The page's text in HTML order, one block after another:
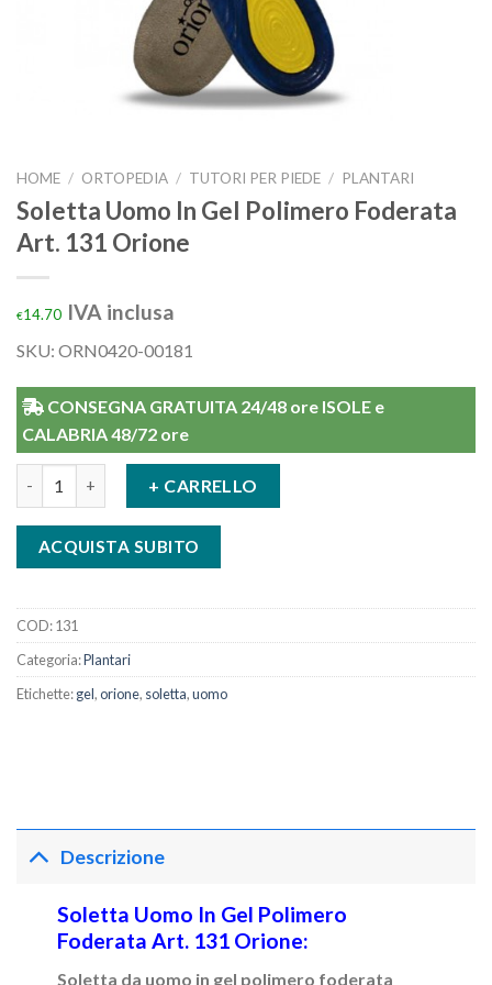
HOME / ORTOPEDIA / TUTORI PER PIEDE / PLANTARI
Soletta Uomo In Gel Polimero Foderata
Art. 131 Orione
€14.70 IVA inclusa
SKU: ORN0420-00181
CONSEGNA GRATUITA 24/48 ore ISOLE e
CALABRIA 48/72 ore
+ CARRELLO
ACQUISTA SUBITO
COD:131
Categoria:Plantari
Etichette:gel,orione, soletta,uomo
Descrizione
Soletta Uomo In Gel Polimero
Foderata Art. 131 Orione:
Soletta da uomo in gel polimero foderata